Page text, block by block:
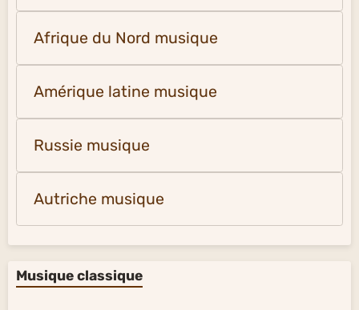
Afrique du Nord musique
Amérique latine musique
Russie musique
Autriche musique
Musique classique